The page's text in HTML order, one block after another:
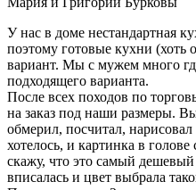
У нас в доме нестандартная
поэтому готовые кухни
вариант. Мы с мужем много
подходящего варианта.
После всех походов по
на заказ под наши размеры.
обмерил, посчитал,
хотелось, и картинка в
скажу, что это самый
вписалась и цвет выбрала